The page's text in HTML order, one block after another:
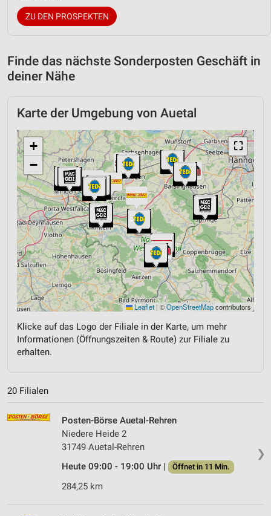
ZU DEN PROSPEKTEN
Finde das nächste Sonderposten Geschäft in
deiner Nähe
Karte der Umgebung von Auetal
⛶
+
−
Leaflet | ©OpenStreetMapcontributors
Klicke auf das Logo der Filiale in der Karte, um mehr
Informationen (Öffnungszeiten & Route) zur Filiale zu
erhalten.
20 Filialen
❯
Posten-Börse Auetal-Rehren
Niedere Heide 2
31749 Auetal-Rehren
Heute 09:00 - 19:00 Uhr |
Öffnet in 11 Min.
284,25 km